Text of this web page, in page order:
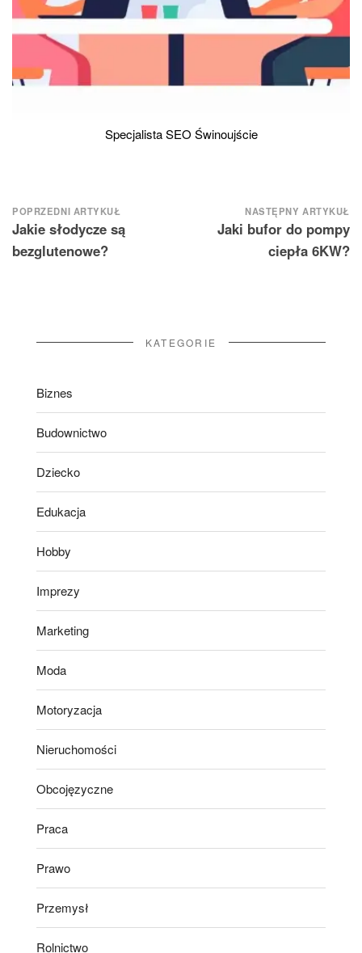
Specjalista SEO Świnoujście
Nawigacja
wpisu
POPRZEDNI ARTYKUŁ
Jakie słodycze są
bezglutenowe?
NASTĘPNY ARTYKUŁ
Jaki bufor do pompy
ciepła 6KW?
KATEGORIE
Biznes
Budownictwo
Dziecko
Edukacja
Hobby
Imprezy
Marketing
Moda
Motoryzacja
Nieruchomości
Obcojęzyczne
Praca
Prawo
Przemysł
Rolnictwo